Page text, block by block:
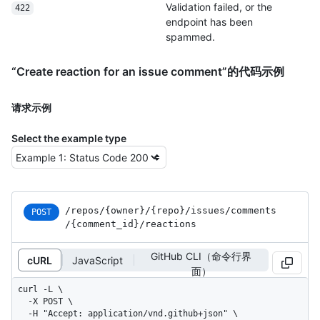
422
Validation failed, or the
endpoint has been
spammed.
“Create reaction for an issue comment”的代码示例
请求示例
Select the example type
POST /repos/{owner}/{repo}/issues/comments
/{comment_ id}/reactions
cURL JavaScript
GitHub CLI（命令行界
面）
curl -L \